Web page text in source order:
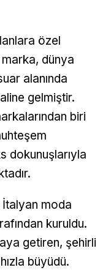
özel
dünya
alanında
gelmiştir.
biri
dokunuşlarıyla
İtalyan moda
kuruldu.
getiren, şehirli
büyüdü.